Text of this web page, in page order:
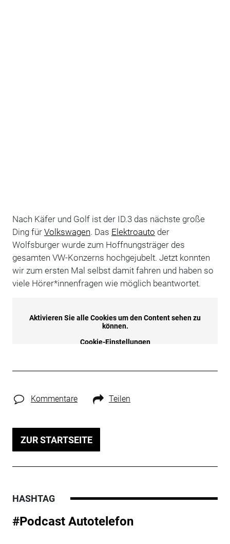
Nach Käfer und Golf ist der ID.3 das nächste große
Ding für Volkswagen. Das Elektroauto der
Wolfsburger wurde zum Hoffnungsträger des
gesamten VW-Konzerns hochgejubelt. Jetzt konnten
wir zum ersten Mal selbst damit fahren und haben so
viele Hörer*innenfragen wie möglich beantwortet.
Kommentare Teilen
ZUR STARTSEITE
HASHTAG
#Podcast Autotelefon